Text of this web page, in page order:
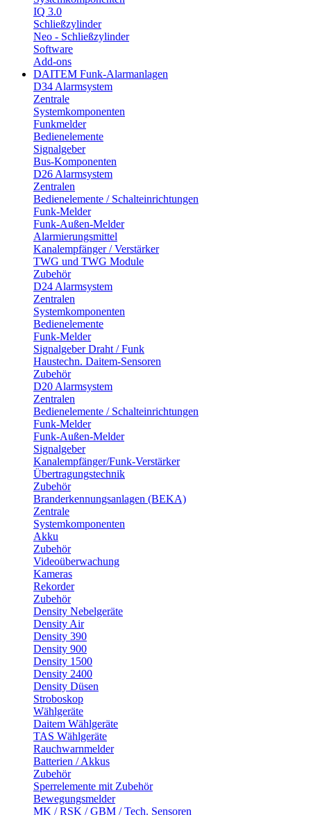
IQ 3.0
Schließzylinder
Neo - Schließzylinder
Software
Add-ons
DAITEM Funk-Alarmanlagen
D34 Alarmsystem
Zentrale
Systemkomponenten
Funkmelder
Bedienelemente
Signalgeber
Bus-Komponenten
D26 Alarmsystem
Zentralen
Bedienelemente / Schalteinrichtungen
Funk-Melder
Funk-Außen-Melder
Alarmierungsmittel
Kanalempfänger / Verstärker
TWG und TWG Module
Zubehör
D24 Alarmsystem
Zentralen
Systemkomponenten
Bedienelemente
Funk-Melder
Signalgeber Draht / Funk
Haustechn. Daitem-Sensoren
Zubehör
D20 Alarmsystem
Zentralen
Bedienelemente / Schalteinrichtungen
Funk-Melder
Funk-Außen-Melder
Signalgeber
Kanalempfänger/Funk-Verstärker
Übertragungstechnik
Zubehör
Branderkennungsanlagen (BEKA)
Zentrale
Systemkomponenten
Akku
Zubehör
Videoüberwachung
Kameras
Rekorder
Zubehör
Density Nebelgeräte
Density Air
Density 390
Density 900
Density 1500
Density 2400
Density Düsen
Stroboskop
Wählgeräte
Daitem Wählgeräte
TAS Wählgeräte
Rauchwarnmelder
Batterien / Akkus
Zubehör
Sperrelemente mit Zubehör
Bewegungsmelder
MK / RSK / GBM / Tech. Sensoren